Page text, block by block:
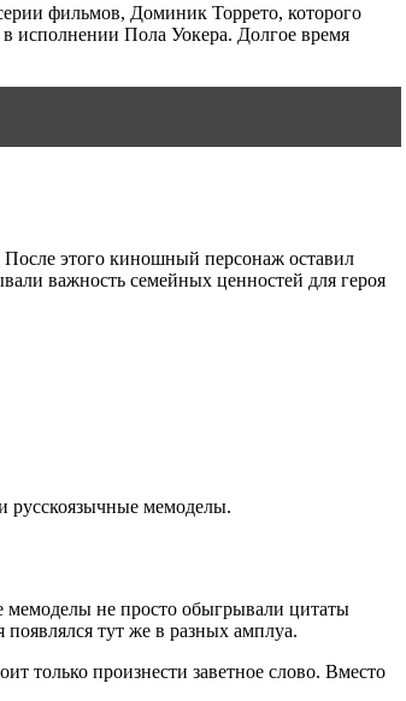
фильмов, Доминик Торрето, которого
исполнении Пола Уокера. Долгое время
После этого киношный персонаж оставил
важность семейных ценностей для героя
русскоязычные мемоделы.
мемоделы не просто обыгрывали цитаты
тут же в разных амплуа.
только произнести заветное слово. Вместо